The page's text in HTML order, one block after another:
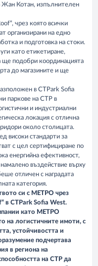
Жан Котан, изпълнителен
чрез която всички
организирани на едно
и подготовка на стоки.
като етикетиране,
ще подобри координацията
до магазините и ще
в CTPark Sofia
паркове на CTP в
и индустриални
локация с отлична
около столицата.
високи стандарти за
с цел сертифициране по
енергийна ефективност,
въздействие върху
отличен с наградата
категория.
си с МЕТРО чрез
в CTPark Sofia West.
като МЕТРО
на логистичните имоти, с
устойчивостта и
подчертава
в региона на
на CTP да